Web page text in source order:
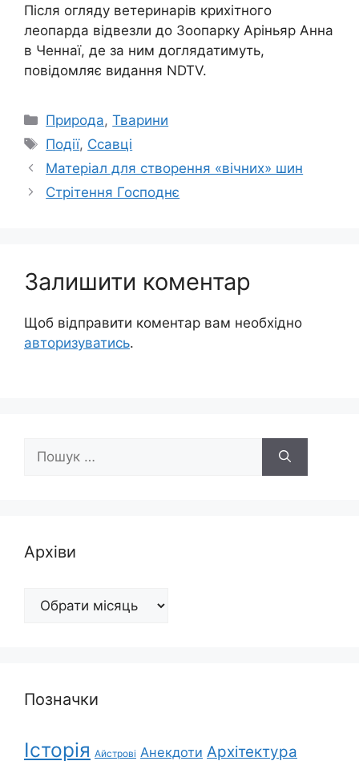
Після огляду ветеринарів крихітного
леопарда відвезли до Зоопарку Аріньяр Анна
в Ченнаї, де за ним доглядатимуть,
повідомляє видання NDTV.
Категорії
Природа,Тварини
Позначки
Події, Ссавці
Матеріал для створення «вічних» шин
Стрітення Господнє
Залишити коментар
Щоб відправити коментар вам необхідно
авторизуватись.
Архіви
Архіви
Позначки
Історія Айстрові Анекдоти Архітектура